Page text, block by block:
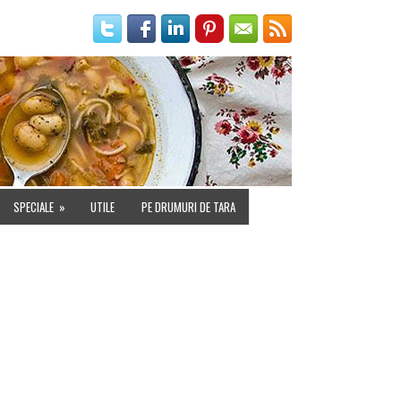
SPECIALE » UTILE PE DRUMURI DE TARA